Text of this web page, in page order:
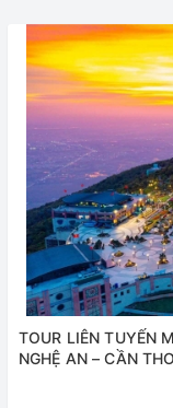
TOUR LIÊN TUYẾN
NGHỆ AN – CẦN